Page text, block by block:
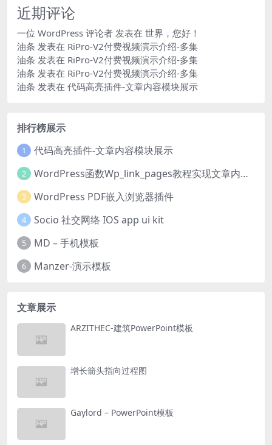
近期评论
一位 WordPress 评论者 发表在 世界，您好！
油条 发表在 RiPro-V2付费视频演示介绍-多集
油条 发表在 RiPro-V2付费视频演示介绍-多集
油条 发表在 RiPro-V2付费视频演示介绍-多集
油条 发表在 代码高亮插件-文章内容模块展示
排行榜展示
1 代码高亮插件-文章内容模块展示
2 WordPress函数Wp_link_pages教程实现文章内容分页
3 WordPress PDF嵌入浏览器插件
4 Socio 社交网络 IOS app ui kit
5 MD – 手机模板
6 Manzer-演示模板
文章展示
ARZITHEC-建筑PowerPoint模板
增长箭头指向过程图
Gaylord – PowerPoint模板